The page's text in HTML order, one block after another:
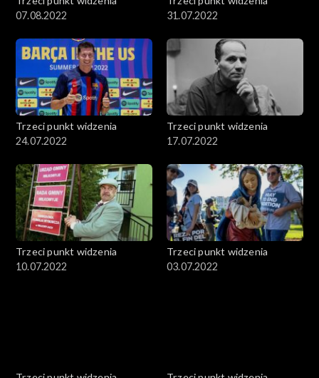
07.08.2022
31.07.2022
Trzeci punkt widzenia
24.07.2022
Trzeci punkt widzenia
17.07.2022
Trzeci punkt widzenia
10.07.2022
Trzeci punkt widzenia
03.07.2022